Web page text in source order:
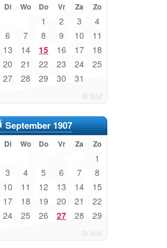
Di Wo Do Vr Za Zo
1 2 3 4
6 7 8 9 10 11
13 14 15 16 17 18
20 21 22 23 24 25
27 28 29 30 31
September 1907
Di Wo Do Vr Za Zo
1
3 4 5 6 7 8
10 11 12 13 14 15
17 18 19 20 21 22
24 25 26 27 28 29